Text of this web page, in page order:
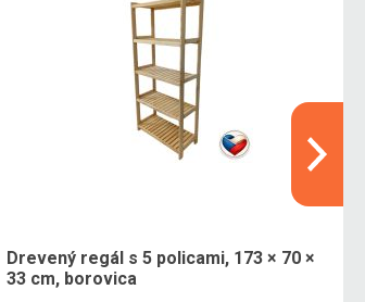
Drevený regál s 5 policami, 173 × 70 ×
33 cm, borovica